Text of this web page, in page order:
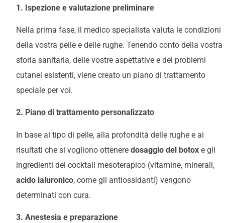
1. Ispezione e valutazione preliminare
Nella prima fase, il medico specialista valuta le condizioni
della vostra pelle e delle rughe. Tenendo conto della vostra
storia sanitaria, delle vostre aspettative e dei problemi
cutanei esistenti, viene creato un piano di trattamento
speciale per voi.
2. Piano di trattamento personalizzato
In base al tipo di pelle, alla profondità delle rughe e ai
risultati che si vogliono ottenere dosaggio del botox e gli
ingredienti del cocktail mesoterapico (vitamine, minerali,
acido ialuronico, come gli antiossidanti) vengono
determinati con cura.
3. Anestesia e preparazione